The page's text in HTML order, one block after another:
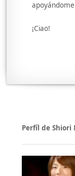
¡Ciao!
Perfíl de Shiori